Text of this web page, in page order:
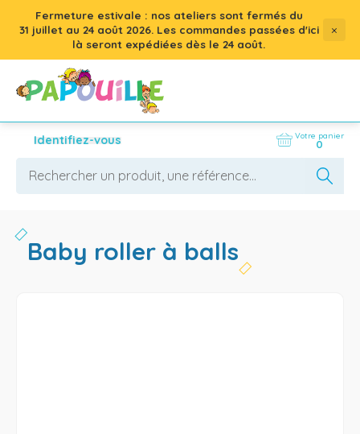
Fermeture estivale : nos ateliers sont fermés du
31 juillet au 24 août 2026. Les commandes passées d'ici
là seront expédiées dès le 24 août.
×
Identifiez-vous Votre panier
0
baby roller à balls